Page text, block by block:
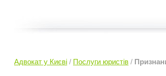
Адвокат у Києві / Послуги юристів /